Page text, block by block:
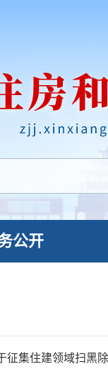
公开
征集住建领域扫黑